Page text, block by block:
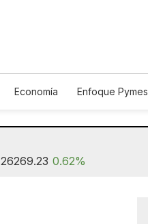
Economía Enfoque Pymes
26269.23 0.62%